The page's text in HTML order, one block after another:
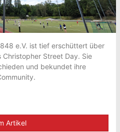
e.V. ist tief erschüttert über
Street Day. Sie
und bekundet ihre
Artikel